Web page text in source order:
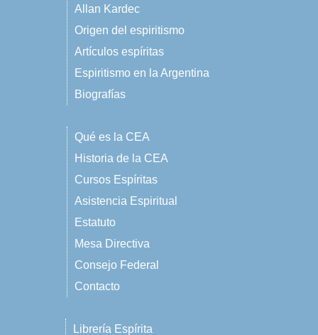
Allan Kardec
Origen del espiritismo
Artículos espíritas
Espiritismo en la Argentina
Biografías
Qué es la CEA
Historia de la CEA
Cursos Espíritas
Asistencia Espiritual
Estatuto
Mesa Directiva
Consejo Federal
Contacto
Librería Espírita